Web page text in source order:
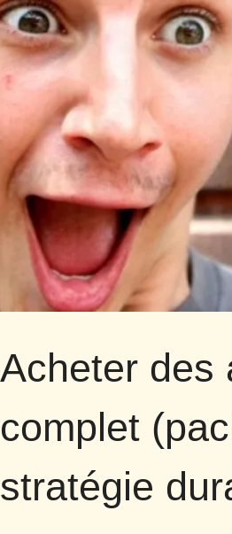
Acheter des
complet
stratégie